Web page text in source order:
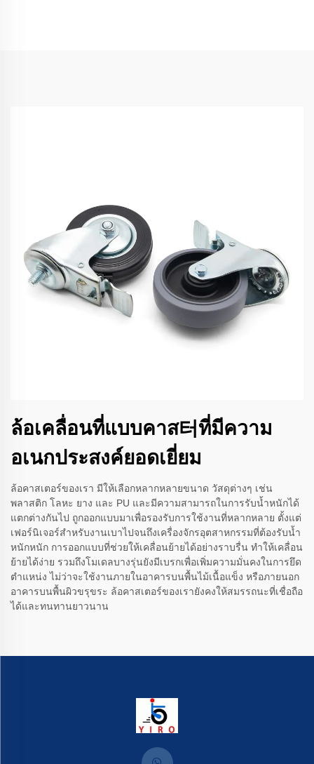
ล้อเคลื่อนที่แบบคาส터ที่มีความ
อเนกประสงค์ยอดเยี่ยม
ล้อคาสเตอร์ของเรา มีให้เลือกหลากหลายขนาด วัสดุต่างๆ เช่น
พลาสติก โลหะ ยาง และ PU และมีความสามารถในการรับน้ำหนักได้
แตกต่างกันไป ถูกออกแบบมาเพื่อรองรับการใช้งานที่หลากหลาย ตั้งแต่
เฟอร์นิเจอร์สำหรับงานเบาไปจนถึงเครื่องจักรอุตสาหกรรมที่ต้องรับน้ำ
หนักหนัก การออกแบบที่ช่วยให้เคลื่อนย้ายได้อย่างราบรื่น ทำให้เคลื่อน
ย้ายได้ง่าย รวมถึงโมเดลบางรุ่นยังมีเบรกเพื่อเพิ่มความมั่นคงในการยึด
ตำแหน่ง ไม่ว่าจะใช้งานภายในอาคารบนพื้นไม้เนื้อแข็ง หรือภายนอก
อาคารบนพื้นผิวขรุขระ ล้อคาสเตอร์ของเรายังคงให้สมรรถนะที่เชื่อถือ
ได้และทนทานยาวนาน